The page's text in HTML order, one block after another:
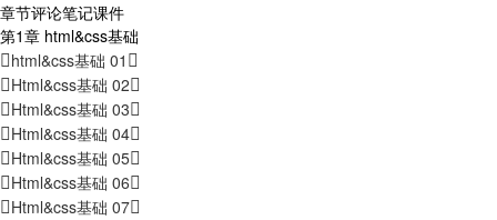
章节评论笔记课件
第1章 html&css基础
html&css基础 01
Html&css基础 02
Html&css基础 03
Html&css基础 04
Html&css基础 05
Html&css基础 06
Html&css基础 07